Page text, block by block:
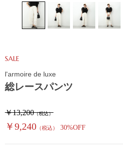
総レースパンツ
SALE
￥13,200（税込）
￥9,240 （税込） 30%OFF
l'armoire de luxe